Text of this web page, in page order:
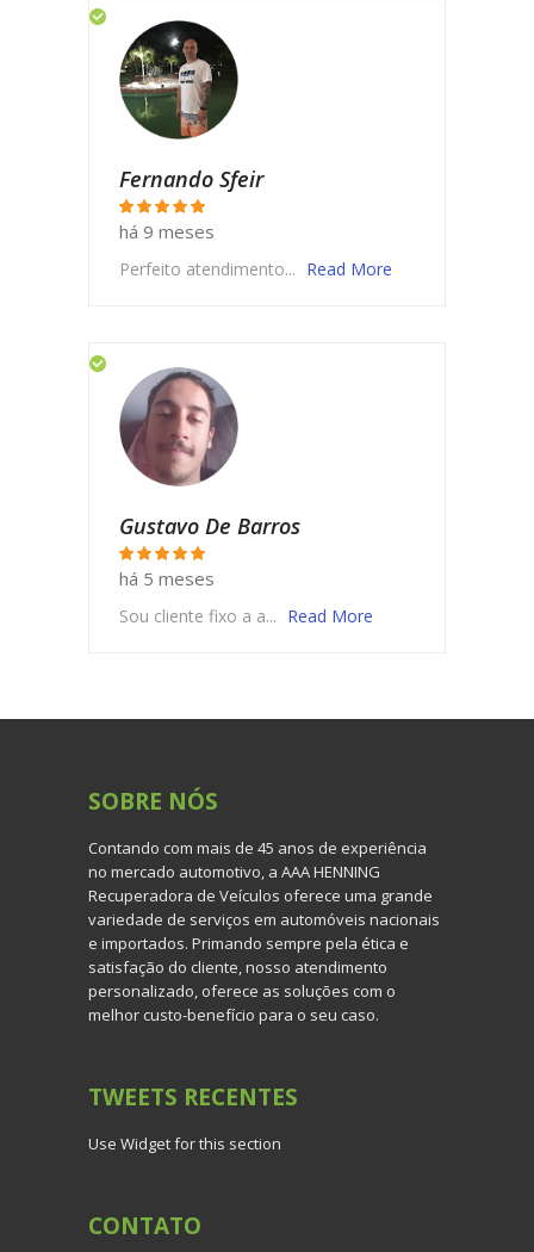
Fernando Sfeir
há 9 meses
Perfeito atendimento... Read More
Gustavo De Barros
há 5 meses
Sou cliente fixo a a... Read More
SOBRE NÓS
Contando com mais de 45 anos de experiência
no mercado automotivo, a AAA HENNING
Recuperadora de Veículos oferece uma grande
variedade de serviços em automóveis nacionais
e importados. Primando sempre pela ética e
satisfação do cliente, nosso atendimento
personalizado, oferece as soluções com o
melhor custo-benefício para o seu caso.
TWEETS RECENTES
Use Widget for this section
CONTATO